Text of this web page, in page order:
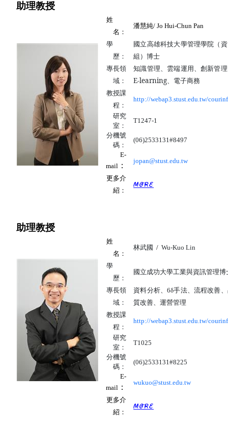
助理教授
姓
名：
潘慧純/ Jo Hui-Chun Pan
學
歷：
國立高雄科技大學管理學院（
組）博士
專長領
域：
知識管理、雲端運用、創新管
E-learning、電子商務
教授課
程：
http://webap3.stust.edu.tw/
研究
室：
T1247-1
分機號
碼：
(06)2533131#8497
E-
mail ：
jopan@stust.edu.tw
更多介
紹：
助理教授
姓
名：
林武國/Wu-Kuo Lin
學
歷：
國立成功大學工業與資訊管理博
專長領
域：
資料分析、6δ手法、流程改善
質改善、運營管理
教授課
程：
http://webap3.stust.edu.tw/
研究
室：
T1025
分機號
碼：
(06)2533131#8225
E-
mail ：
wukuo@stust.edu.tw
更多介
紹：